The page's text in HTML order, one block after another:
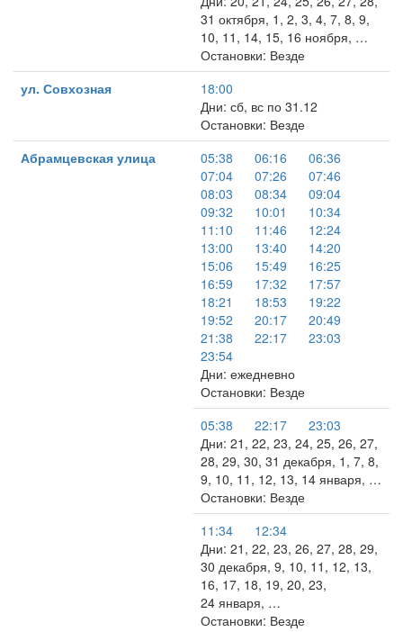
31 октября, 1, 2, 3, 4, 7, 8, 9,
10, 11, 14, 15, 16 ноября, …
Остановки: Везде
ул. Совхозная
18:00
Дни: сб, вс по 31.12
Остановки: Везде
Абрамцевская улица
05:38 06:16
06:36
07:04
07:26
07:46
08:03
08:34
09:04
09:32
10:01
10:34
11:10
11:46
12:24
13:00
13:40
14:20
15:06
15:49
16:25
16:59
17:32
17:57
18:21
18:53
19:22
19:52
20:17
20:49
21:38
22:17
23:03
23:54
Дни: ежедневно
Остановки: Везде
05:38
22:17
23:03
Дни: 21, 22, 23, 24, 25, 26, 27,
28, 29, 30, 31 декабря, 1, 7, 8,
9, 10, 11, 12, 13, 14 января, …
Остановки: Везде
11:34
12:34
Дни: 21, 22, 23, 26, 27, 28, 29,
30 декабря, 9, 10, 11, 12, 13,
16, 17, 18, 19, 20, 23,
24 января, …
Остановки: Везде